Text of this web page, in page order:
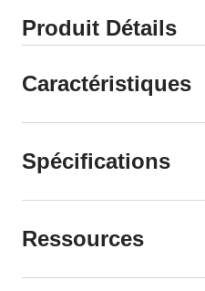
Produit Détails
Caractéristiques
Spécifications
Ressources